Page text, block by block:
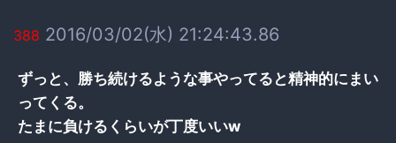
388 2016/03/02(水) 21:24:43.86
ずっと、勝ち続けるような事やってると精神的にまい
ってくる。
たまに負けるくらいが丁度いいw